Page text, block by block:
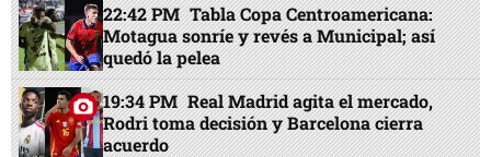
22:42 PM Tabla Copa Centroamericana:
Motagua sonríe y revés a Municipal; así
quedó la pelea
19:34 PM Real Madrid agita el mercado,
Rodri toma decisión y Barcelona cierra
acuerdo